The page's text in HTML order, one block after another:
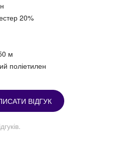
20%
м
поліетилен
ВІДГУК